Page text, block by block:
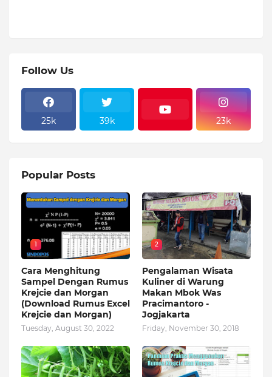
Follow Us
25k 39k 23k
Popular Posts
1
Cara Menghitung
Sampel Dengan Rumus
Krejcie dan Morgan
(Download Rumus Excel
Krejcie dan Morgan)
Tuesday, August 30, 2022
2
Pengalaman Wisata
Kuliner di Warung
Makan Mbok Was
Pracimantoro -
Jogjakarta
Friday, November 30, 2018